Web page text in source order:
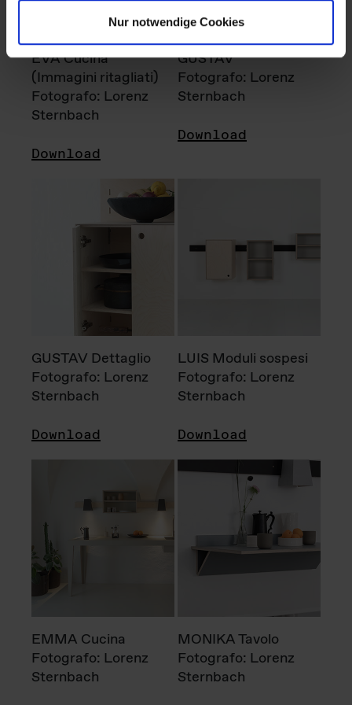
Nur notwendige Cookies
EVA Cucina
(Immagini ritagliati)
Fotografo: Lorenz
Sternbach
Download
GUSTAV
Fotografo: Lorenz
Sternbach
Download
GUSTAV Dettaglio
Fotografo: Lorenz
Sternbach
Download
LUIS Moduli sospesi
Fotografo: Lorenz
Sternbach
Download
EMMA Cucina
Fotografo: Lorenz
Sternbach
MONIKA Tavolo
Fotografo: Lorenz
Sternbach